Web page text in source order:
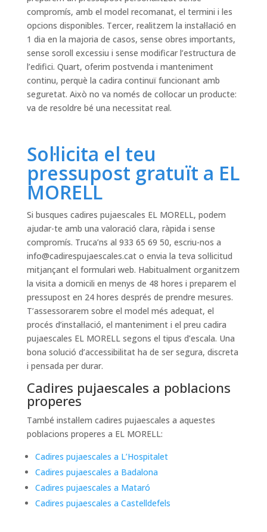
compromís, amb el model recomanat, el termini i les
opcions disponibles. Tercer, realitzem la instal·lació en
1 dia en la majoria de casos, sense obres importants,
sense soroll excessiu i sense modificar l’estructura de
l’edifici. Quart, oferim postvenda i manteniment
continu, perquè la cadira continuï funcionant amb
seguretat. Això no va només de col·locar un producte:
va de resoldre bé una necessitat real.
Sol·licita el teu
pressupost gratuït a EL
MORELL
Si busques cadires pujaescales EL MORELL, podem
ajudar-te amb una valoració clara, ràpida i sense
compromís. Truca’ns al 933 65 69 50, escriu-nos a
info@cadirespujaescales.cato envia la teva sol·licitud
mitjançant el formulari web. Habitualment organitzem
la visita a domicili en menys de 48 hores i preparem el
pressupost en 24 hores després de prendre mesures.
T’assessorarem sobre el model més adequat, el
procés d’instal·lació, el manteniment i el preu cadira
pujaescales EL MORELL segons el tipus d’escala. Una
bona solució d’accessibilitat ha de ser segura, discreta
i pensada per durar.
Cadires pujaescales a poblacions
properes
També instal·lem cadires pujaescales a aquestes
poblacions properes a EL MORELL:
Cadires pujaescales a L’Hospitalet
Cadires pujaescales a Badalona
Cadires pujaescales a Mataró
Cadires pujaescales a Castelldefels